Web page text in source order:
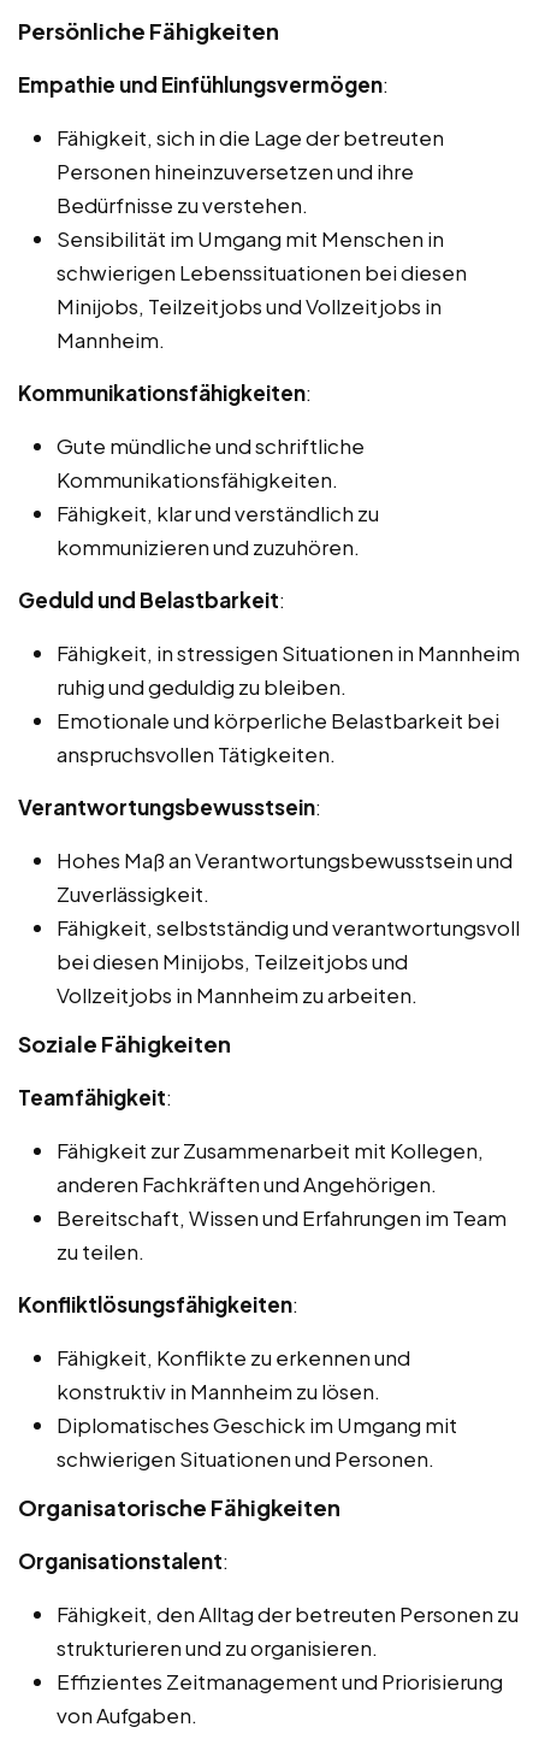
Persönliche Fähigkeiten
Empathie und Einfühlungsvermögen:
Fähigkeit, sich in die Lage der betreuten
Personen hineinzuversetzen und ihre
Bedürfnisse zu verstehen.
Sensibilität im Umgang mit Menschen in
schwierigen Lebenssituationen bei diesen
Minijobs, Teilzeitjobs und Vollzeitjobs in
Mannheim.
Kommunikationsfähigkeiten:
Gute mündliche und schriftliche
Kommunikationsfähigkeiten.
Fähigkeit, klar und verständlich zu
kommunizieren und zuzuhören.
Geduld und Belastbarkeit:
Fähigkeit, in stressigen Situationen in Mannheim
ruhig und geduldig zu bleiben.
Emotionale und körperliche Belastbarkeit bei
anspruchsvollen Tätigkeiten.
Verantwortungsbewusstsein:
Hohes Maß an Verantwortungsbewusstsein und
Zuverlässigkeit.
Fähigkeit, selbstständig und verantwortungsvoll
bei diesen Minijobs, Teilzeitjobs und
Vollzeitjobs in Mannheim zu arbeiten.
Soziale Fähigkeiten
Teamfähigkeit:
Fähigkeit zur Zusammenarbeit mit Kollegen,
anderen Fachkräften und Angehörigen.
Bereitschaft, Wissen und Erfahrungen im Team
zu teilen.
Konfliktlösungsfähigkeiten:
Fähigkeit, Konflikte zu erkennen und
konstruktiv in Mannheim zu lösen.
Diplomatisches Geschick im Umgang mit
schwierigen Situationen und Personen.
Organisatorische Fähigkeiten
Organisationstalent:
Fähigkeit, den Alltag der betreuten Personen zu
strukturieren und zu organisieren.
Effizientes Zeitmanagement und Priorisierung
von Aufgaben.